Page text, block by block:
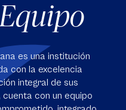
es una institución
con la excelencia
integral de sus
con un equipo